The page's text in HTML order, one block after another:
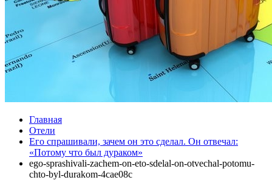
Главная
Отели
Его спрашивали, зачем он это сделал. Он отвечал:
«Потому что был дураком»
ego-sprashivali-zachem-on-eto-sdelal-on-otvechal-potomu-
chto-byl-durakom-4cae08c